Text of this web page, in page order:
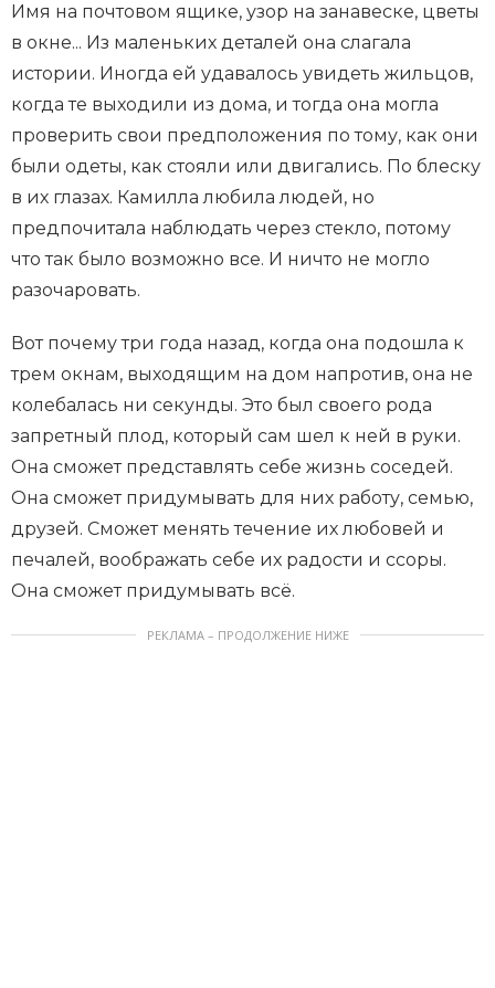
Имя на почтовом ящике, узор на занавеске, цветы
в окне... Из маленьких деталей она слагала
истории. Иногда ей удавалось увидеть жильцов,
когда те выходили из дома, и тогда она могла
проверить свои предположения по тому, как они
были одеты, как стояли или двигались. По блеску
в их глазах. Камилла любила людей, но
предпочитала наблюдать через стекло, потому
что так было возможно все. И ничто не могло
разочаровать.
Вот почему три года назад, когда она подошла к
трем окнам, выходящим на дом напротив, она не
колебалась ни секунды. Это был своего рода
запретный плод, который сам шел к ней в руки.
Она сможет представлять себе жизнь соседей.
Она сможет придумывать для них работу, семью,
друзей. Сможет менять течение их любовей и
печалей, воображать себе их радости и ссоры.
Она сможет придумывать всё.
РЕКЛАМА – ПРОДОЛЖЕНИЕ НИЖЕ